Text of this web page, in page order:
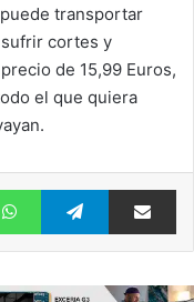
transportar
cortes y
de 15,99 Euros,
el que quiera
WhatsAppTelegram